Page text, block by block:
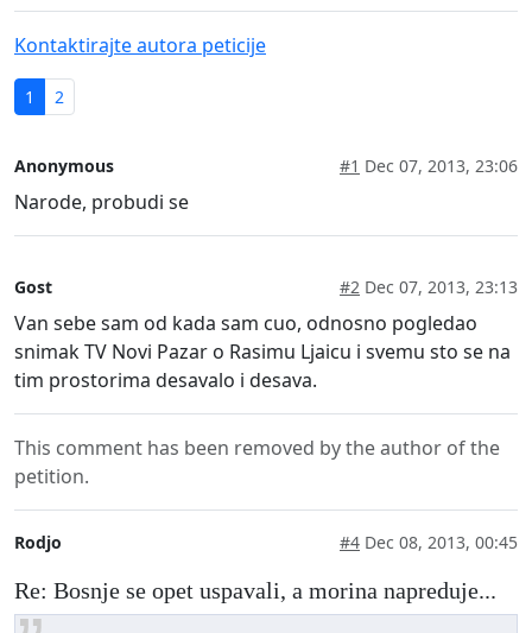
Kontaktirajte autora peticije
1 2
Anonymous #1 Dec 07, 2013, 23:06
Narode, probudi se
Gost #2 Dec 07, 2013, 23:13
Van sebe sam od kada sam cuo, odnosno pogledao
snimak TV Novi Pazar o Rasimu Ljaicu i svemu sto se na
tim prostorima desavalo i desava.
This comment has been removed by the author of the
petition.
Rodjo #4 Dec 08, 2013, 00:45
Re: Bosnje se opet uspavali, a morina napreduje...